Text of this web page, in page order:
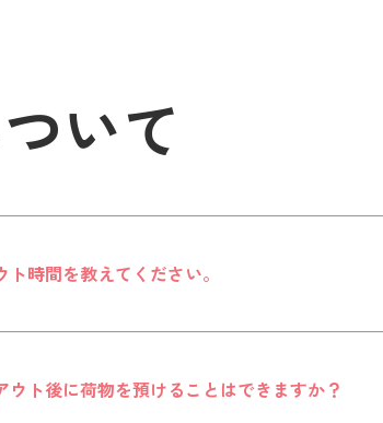
いて
時間を教えてください。
ト後に荷物を預けることはできますか？